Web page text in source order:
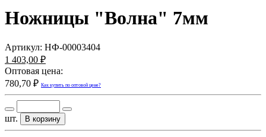
Ножницы "Волна" 7мм
Артикул: НФ-00003404
1 403,00 ₽
Оптовая цена:
780,70 ₽ Как купить по оптовой цене?
шт. В корзину